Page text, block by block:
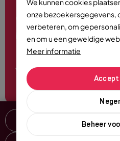
We kunnen cookies
onze bezoekersgegevens,
verbeteren, om
en om u een geweldige
Meer informatie
Beheer
0165 - 55 44 00
Volg ons